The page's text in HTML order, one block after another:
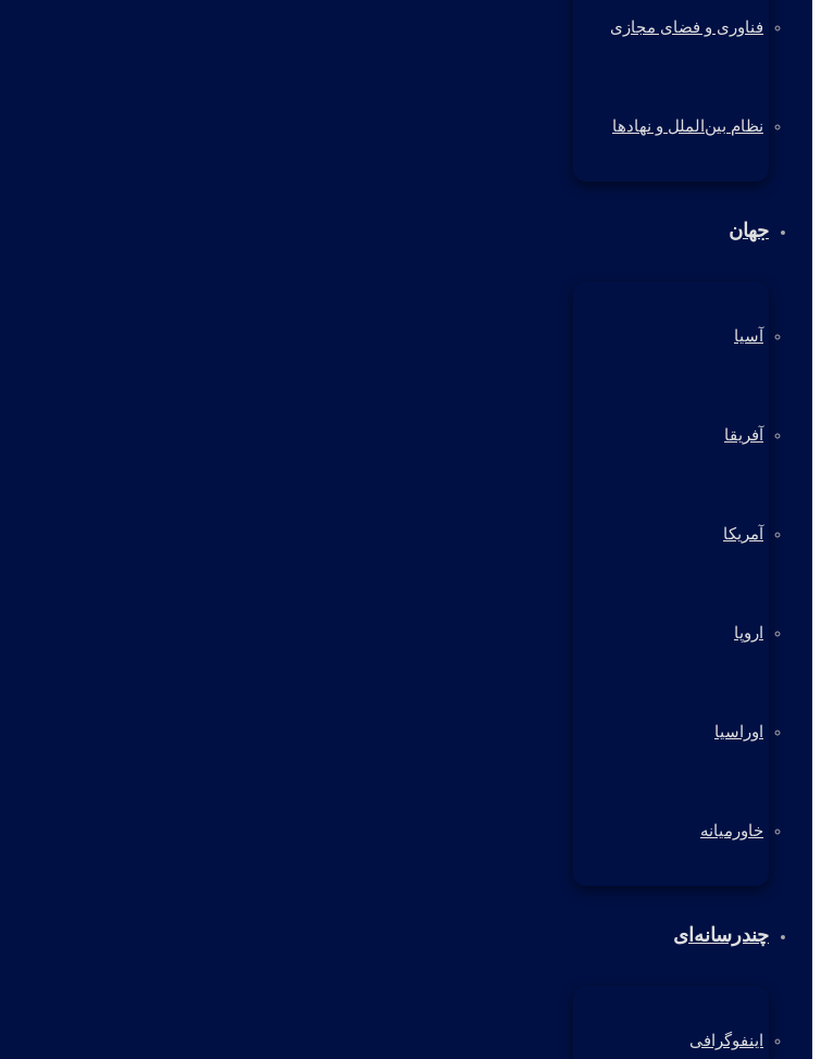
فناوری و فضای مجازی
نظام بین‌الملل و نهادها
جهان
آسیا
آفریقا
آمریکا
اروپا
اوراسیا
خاورمیانه
چندرسانه‌ای
اینفوگرافی